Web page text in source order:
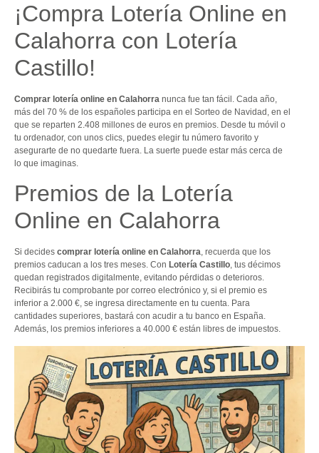
¡Compra Lotería Online en
Calahorra con Lotería
Castillo!
Comprar lotería online en Calahorra nunca fue tan fácil. Cada año,
más del 70 % de los españoles participa en el Sorteo de Navidad, en el
que se reparten 2.408 millones de euros en premios. Desde tu móvil o
tu ordenador, con unos clics, puedes elegir tu número favorito y
asegurarte de no quedarte fuera. La suerte puede estar más cerca de
lo que imaginas.
Premios de la Lotería
Online en Calahorra
Si decides comprar lotería online en Calahorra, recuerda que los
premios caducan a los tres meses. Con Lotería Castillo, tus décimos
quedan registrados digitalmente, evitando pérdidas o deterioros.
Recibirás tu comprobante por correo electrónico y, si el premio es
inferior a 2.000 €, se ingresa directamente en tu cuenta. Para
cantidades superiores, bastará con acudir a tu banco en España.
Además, los premios inferiores a 40.000 € están libres de impuestos.